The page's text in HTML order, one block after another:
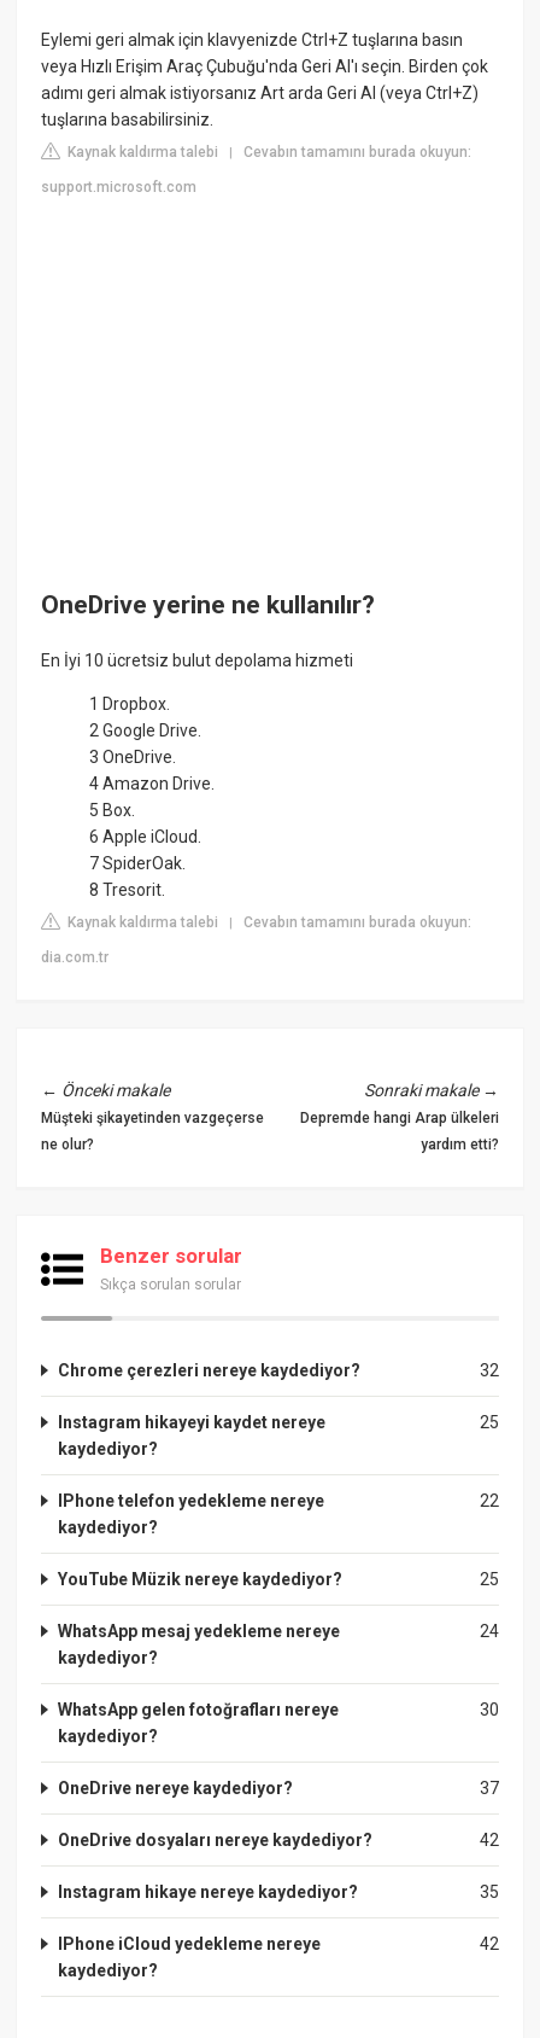
Eylemi geri almak için klavyenizde Ctrl+Z tuşlarına basın
veya Hızlı Erişim Araç Çubuğu'nda Geri Al'ı seçin. Birden çok
adımı geri almak istiyorsanız Art arda Geri Al (veya Ctrl+Z)
tuşlarına basabilirsiniz.
Kaynak kaldırma talebi |Cevabın tamamını burada okuyun:
support.microsoft.com
OneDrive yerine ne kullanılır?
En İyi 10 ücretsiz bulut depolama hizmeti
1 Dropbox.
2 Google Drive.
3 OneDrive.
4 Amazon Drive.
5 Box.
6 Apple iCloud.
7 SpiderOak.
8 Tresorit.
Kaynak kaldırma talebi |Cevabın tamamını burada okuyun:
dia.com.tr
← Önceki makale
Müşteki şikayetinden vazgeçerse
ne olur?
Sonraki makale→
Depremde hangi Arap ülkeleri
yardım etti?
Benzer sorular
Sıkça sorulan sorular
32
Chrome çerezleri nereye kaydediyor?
25
Instagram hikayeyi kaydet nereye
kaydediyor?
22
IPhone telefon yedekleme nereye
kaydediyor?
25
YouTube Müzik nereye kaydediyor?
24
WhatsApp mesaj yedekleme nereye
kaydediyor?
30
WhatsApp gelen fotoğrafları nereye
kaydediyor?
37
OneDrive nereye kaydediyor?
42
OneDrive dosyaları nereye kaydediyor?
35
Instagram hikaye nereye kaydediyor?
42
IPhone iCloud yedekleme nereye
kaydediyor?